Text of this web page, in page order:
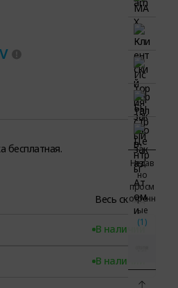
бесплатная.
Весь склад
В наличии
В наличии
Недав
но
просм
отренн
ые
(1)